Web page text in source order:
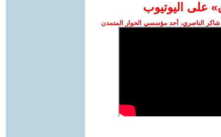
على اليوتيوب
الناصري، أحد مؤسسي الحوار المتمدن